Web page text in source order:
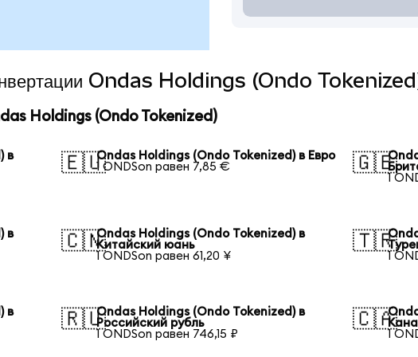
Ondas Holdings (Ondo
Holdings (Ondo Tokenized)
в
🇪🇺Ondas Holdings (Ondo Tokenized) в Евро
1 ONDSon равен 7,85 €
🇬🇧
1
в
🇨🇳Ondas Holdings (Ondo Tokenized) в
Китайский юань
1 ONDSon равен 61,20 ¥
🇹🇷
1
в
🇷🇺Ondas Holdings (Ondo Tokenized) в
Российский рубль
1 ONDSon равен 746,15 ₽
🇨🇦
1